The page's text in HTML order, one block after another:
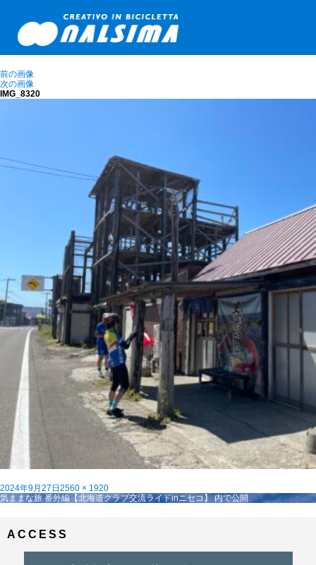
前の画像
次の画像
IMG_8320
投
稿
2024年9月27日 フ
ル
2560 × 1920
投
ゲ
気ままな旅 番外編【北海道クラブ交流ライドinニセコ】 内で公開
ACCESS